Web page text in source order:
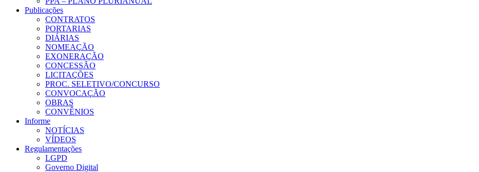
Publicações
CONTRATOS
PORTARIAS
DIÁRIAS
NOMEAÇÃO
EXONERAÇÃO
CONCESSÃO
LICITAÇÕES
PROC. SELETIVO/CONCURSO
CONVOCAÇÃO
OBRAS
CONVÊNIOS
Informe
NOTÍCIAS
VÍDEOS
Regulamentações
LGPD
Governo Digital